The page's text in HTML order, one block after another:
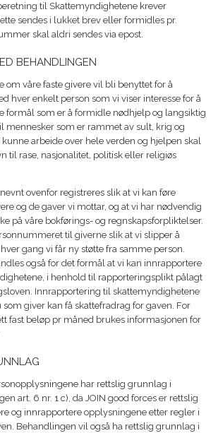
til Skattemyndighetene krever
sendes i lukket brev eller formidles pr.
skal aldri sendes via epost.
BEHANDLINGEN
om våre faste givere vil bli benyttet for å
hver enkelt person som vi viser interesse for å
formål som er å formidle nødhjelp og langsiktig
mennesker som er rammet av sult, krig og
kunne arbeide over hele verden og hjelpen skal
til rase, nasjonalitet, politisk eller religiøs
ovenfor registreres slik at vi kan føre
og de gaver vi mottar, og at vi har nødvendig
på våre bokførings- og regnskapsforpliktelser.
til giverne slik at vi slipper å
gang vi får ny støtte fra samme person.
også for det formål at vi kan innrapportere
i henhold til rapporteringsplikt pålagt
Innrapportering til skattemyndighetene
giver kan få skattefradrag for gaven. For
fast beløp pr måned brukes informasjonen for
har rettslig grunnlag i
art. 6 nr. 1 c), da JOIN good forces er rettslig
og innrapportere opplysningene etter regler i
Behandlingen vil også ha rettslig grunnlag i